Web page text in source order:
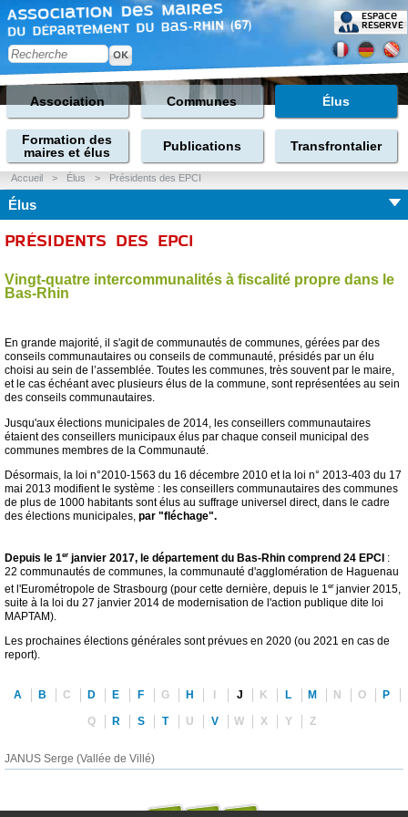
Espace
réservé
Association Communes Élus
Formation des
maires et élus
Publications Transfrontalier
Accueil > Élus > Présidents des EPCI
Élus
PRÉSIDENTS DES EPCI
Vingt-quatre intercommunalités à fiscalité propre dans le
Bas-Rhin
En grande majorité, il s'agit de communautés de communes, gérées par des
conseils communautaires ou conseils de communauté, présidés par un élu
choisi au sein de l’assemblée. Toutes les communes, très souvent par le maire,
et le cas échéant avec plusieurs élus de la commune, sont représentées au sein
des conseils communautaires.
Jusqu'aux élections municipales de 2014, les conseillers communautaires
étaient des conseillers municipaux élus par chaque conseil municipal des
communes membres de la Communauté.
Désormais, la loi n°2010-1563 du 16 décembre 2010 et la loi n° 2013-403 du 17
mai 2013 modifient le système : les conseillers communautaires des communes
de plus de 1000 habitants sont élus au suffrage universel direct, dans le cadre
des élections municipales, par "fléchage".
Depuis le 1erjanvier 2017, le département du Bas-Rhin comprend 24 EPCI:
22 communautés de communes, la communauté d'agglomération de Haguenau
et l'Eurométropole de Strasbourg (pour cette dernière, depuis le 1er janvier 2015,
suite à la loi du 27 janvier 2014 de modernisation de l'action publique dite loi
MAPTAM).
Les prochaines élections générales sont prévues en 2020 (ou 2021 en cas de
report).
A B C D E F G H J K L M N O P
Q R S T U V W X Y Z
JANUS Serge (Vallée de Villé)